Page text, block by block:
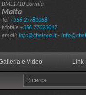
BML1710 Bormla
Malta
Tel +356 27781058
Mobile +356 77023017
email: info@chelsea.it -
e Video Link